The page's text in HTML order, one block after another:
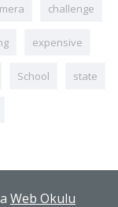
challenge
expensive
School state
Web Okulu